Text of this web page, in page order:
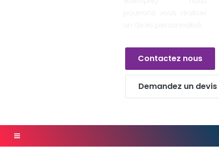
Contactez nous
Demandez un devis